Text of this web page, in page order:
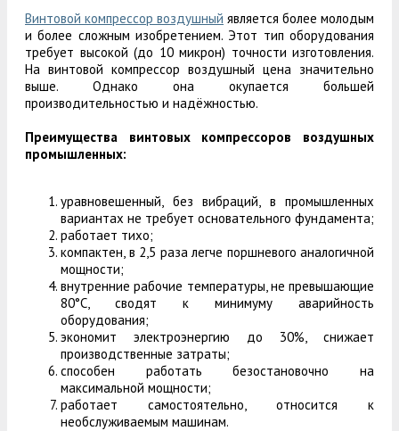
Винтовой компрессор воздушный является более молодым
и более сложным изобретением. Этот тип оборудования
требует высокой (до 10 микрон) точности изготовления.
На винтовой компрессор воздушный цена значительно
выше. Однако она окупается большей
производительностью и надёжностью.
Преимущества винтовых компрессоров воздушных
промышленных:
уравновешенный, без вибраций, в промышленных
вариантах не требует основательного фундамента;
работает тихо;
компактен, в 2,5 раза легче поршневого аналогичной
мощности;
внутренние рабочие температуры, не превышающие
80°C, сводят к минимуму аварийность
оборудования;
экономит электроэнергию до 30%, снижает
производственные затраты;
способен работать безостановочно на
максимальной мощности;
работает самостоятельно, относится к
необслуживаемым машинам.